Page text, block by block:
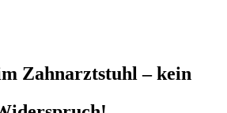
Zahnarztstuhl – kein